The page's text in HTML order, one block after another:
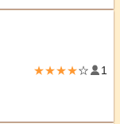
★★★★☆ 1